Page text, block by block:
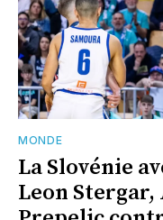
MONDE
La Slovénie
Leon